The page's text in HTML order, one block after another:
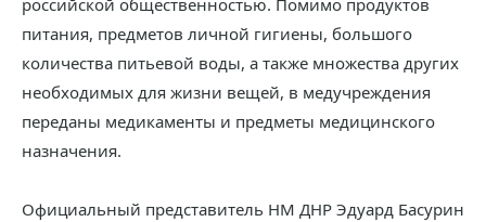
российской общественностью. Помимо продуктов
питания, предметов личной гигиены, большого
количества питьевой воды, а также множества других
необходимых для жизни вещей, в медучреждения
переданы медикаменты и предметы медицинского
назначения.
Официальный представитель НМ ДНР Эдуард Басурин